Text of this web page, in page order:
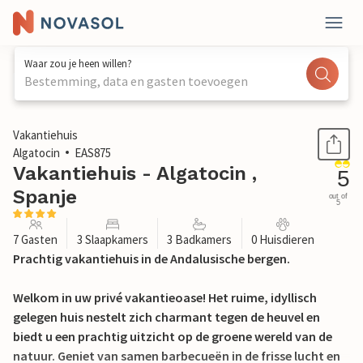
Waar zou je heen willen?
Bestemming, data en gasten toevoegen
1 / 28
Vakantiehuis
Algatocin
EAS875
Vakantiehuis - Algatocin ,
Spanje
5
out of
5
7 Gasten 3 Slaapkamers 3 Badkamers 0 Huisdieren
Prachtig vakantiehuis in de Andalusische bergen.
Welkom in uw privé vakantieoase! Het ruime, idyllisch
gelegen huis nestelt zich charmant tegen de heuvel en
biedt u een prachtig uitzicht op de groene wereld van de
natuur. Geniet van samen barbecueën in de frisse lucht en